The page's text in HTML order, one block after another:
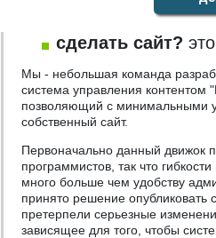
сделать сайт?
Мы - небольшая команда
система управления контентом
позволяющий с минимальными
собственный сайт.
Первоначально данный движок
программистов, так что
много больше чем удобству
принято решение опубликовать
претерпели серьезные
зависящее для того, чтобы